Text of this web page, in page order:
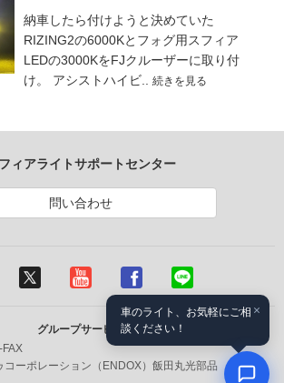
納車したら付けようと決めていた
RIZING2の6000Kとフォグ用スフィア
LEDの3000KをFJクルーザーに取り付
け。 アシストハイビ.. 続きを見る
ィアライトサポートセンター
問い合わせ
グループサービス
FAX
ーポレーション（ENDOX） 飯田丸光部品
×
車のライト、お気軽にご相
談ください！